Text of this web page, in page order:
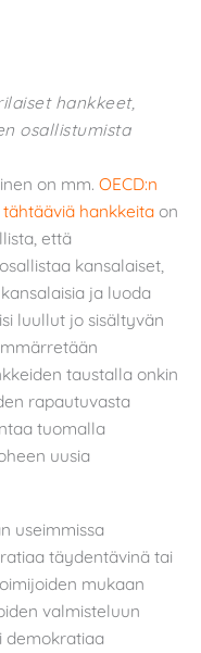
hankkeet,
osallistumista
on mm. OECD:n
tähtääviä hankkeita on
että
kansalaiset,
ja luoda
luullut jo sisältyvän
taustalla onkin
rapautuvasta
tuomalla
uusia
useimmissa
täydentävinä tai
mukaan
valmisteluun
demokratiaa